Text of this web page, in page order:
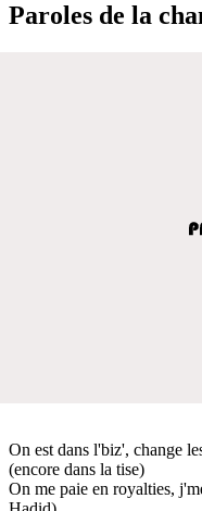
Paroles de la
On est dans l'biz', change
(encore dans la tise)
On me paie en royalties,